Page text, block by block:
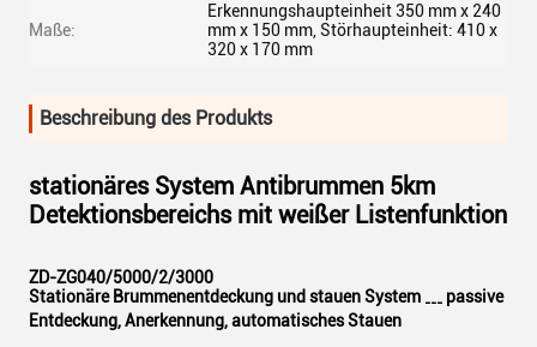
Maße:
Erkennungshaupteinheit 350 mm x 240
mm x 150 mm, Störhaupteinheit: 410 x
320 x 170 mm
Beschreibung des Produkts
stationäres System Antibrummen 5km
Detektionsbereichs mit weißer Listenfunktion
ZD-ZG040/5000/2/3000
Stationäre Brummenentdeckung und stauen System --- passive
Entdeckung, Anerkennung, automatisches Stauen